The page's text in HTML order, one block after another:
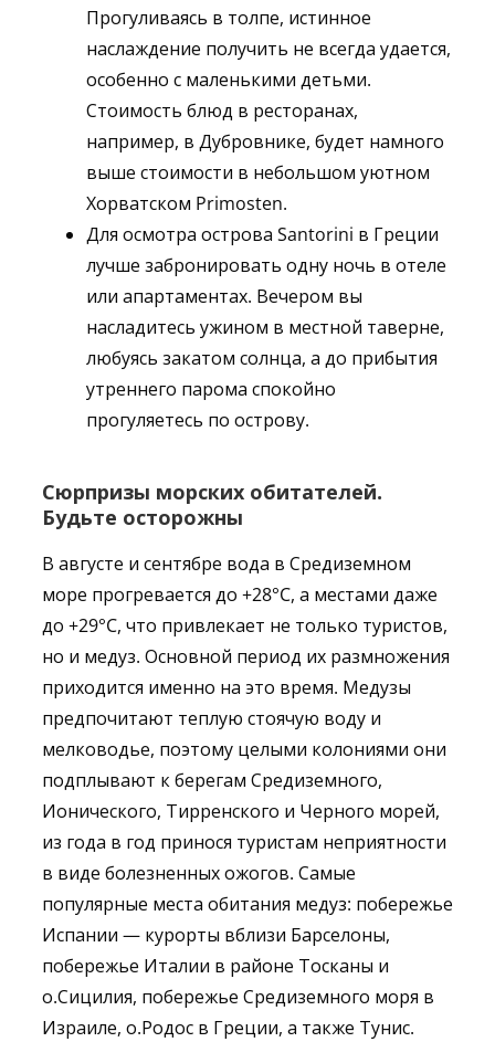
Прогуливаясь в толпе, истинное
наслаждение получить не всегда удается,
особенно с маленькими детьми.
Стоимость блюд в ресторанах,
например, в Дубровнике, будет намного
выше стоимости в небольшом уютном
Хорватском Primosten.
Для осмотра острова Santorini в Греции
лучше забронировать одну ночь в отеле
или апартаментах. Вечером вы
насладитесь ужином в местной таверне,
любуясь закатом солнца, а до прибытия
утреннего парома спокойно
прогуляетесь по острову.
Сюрпризы морских обитателей.
Будьте осторожны
В августе и сентябре вода в Средиземном
море прогревается до +28°C, а местами даже
до +29°C, что привлекает не только туристов,
но и медуз. Основной период их размножения
приходится именно на это время. Медузы
предпочитают теплую стоячую воду и
мелководье, поэтому целыми колониями они
подплывают к берегам Средиземного,
Ионического, Тирренского и Черного морей,
из года в год принося туристам неприятности
в виде болезненных ожогов. Самые
популярные места обитания медуз: побережье
Испании — курорты вблизи Барселоны,
побережье Италии в районе Тосканы и
о.Сицилия, побережье Средиземного моря в
Израиле, о.Родос в Греции, а также Тунис.